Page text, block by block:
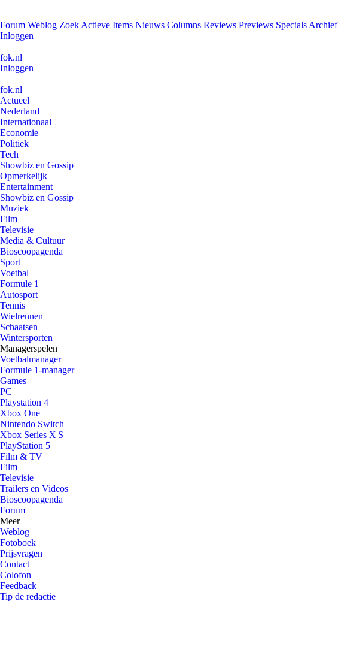
Forum Weblog Zoek Actieve Items Nieuws Columns Reviews Previews Specials Archief
Inloggen
fok.nl
Inloggen
fok.nl
Actueel
Nederland
Internationaal
Economie
Politiek
Tech
Showbiz en Gossip
Opmerkelijk
Entertainment
Showbiz en Gossip
Muziek
Film
Televisie
Media & Cultuur
Bioscoopagenda
Sport
Voetbal
Formule 1
Autosport
Tennis
Wielrennen
Schaatsen
Wintersporten
Managerspelen
Voetbalmanager
Formule 1-manager
Games
PC
Playstation 4
Xbox One
Nintendo Switch
Xbox Series X|S
PlayStation 5
Film & TV
Film
Televisie
Trailers en Videos
Bioscoopagenda
Forum
Meer
Weblog
Fotoboek
Prijsvragen
Contact
Colofon
Feedback
Tip de redactie